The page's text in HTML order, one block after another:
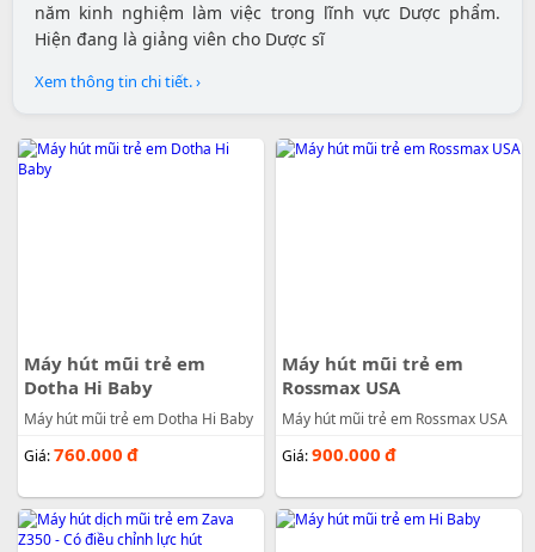
năm kinh nghiệm làm việc trong lĩnh vực Dược phẩm.
Hiện đang là giảng viên cho Dược sĩ
Xem thông tin chi tiết. ›
Máy hút mũi trẻ em
Dotha Hi Baby
Máy hút mũi trẻ em Dotha Hi Baby
Giá:760.000 đ
Máy hút mũi trẻ em
Rossmax USA
Máy hút mũi trẻ em Rossmax USA
Giá:900.000 đ